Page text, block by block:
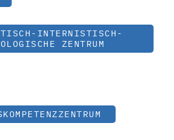
INTERNISTISCH-
ZENTRUM